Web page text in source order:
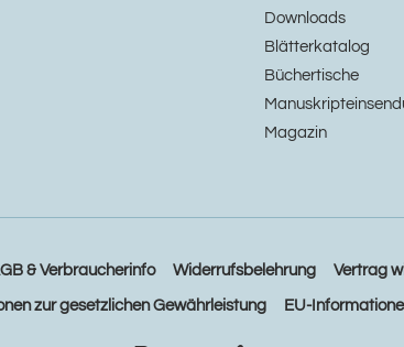
Downloads
Blätterkatalog
Büchertische
Magazin
& Verbraucherinfo Widerrufsbelehrung Vertrag
zur gesetzlichen Gewährleistung EU-